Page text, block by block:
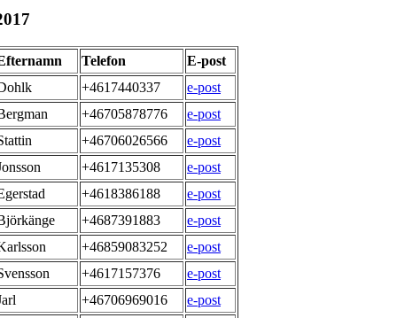
Telefon
E-post
+4617440337
e-post
+46705878776
e-post
+46706026566
e-post
+4617135308
e-post
+4618386188
e-post
+4687391883
e-post
+46859083252
e-post
+4617157376
e-post
+46706969016
e-post